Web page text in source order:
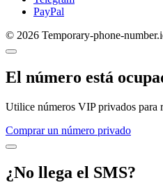
PayPal
© 2026 Temporary-phone-
El número está
Utilice números VIP privados para
Comprar un número privado
¿No llega el SMS?